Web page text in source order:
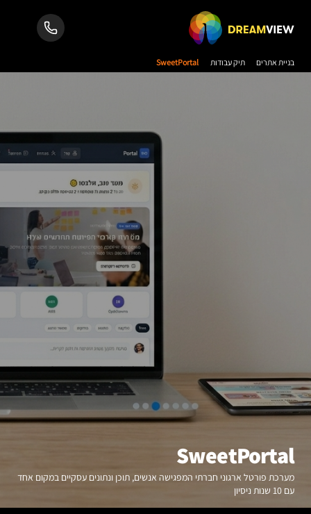
בניית אתרים תיק עבודות SweetPortal
SweetPortal
מערכת פורטל ארגוני חברתי המפגישה אנשים, תוכן ונתונים עסקיים במקום אחד
עם 10 שנות ניסיון